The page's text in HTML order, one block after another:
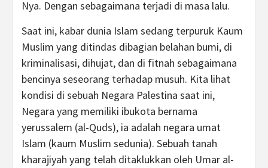
Nya. Dengan sebagaimana terjadi di masa lalu.
Saat ini, kabar dunia Islam sedang terpuruk Kaum
Muslim yang ditindas dibagian belahan bumi, di
kriminalisasi, dihujat, dan di fitnah sebagaimana
bencinya seseorang terhadap musuh. Kita lihat
kondisi di sebuah Negara Palestina saat ini,
Negara yang memiliki ibukota bernama
yerussalem (al-Quds), ia adalah negara umat
Islam (kaum Muslim sedunia). Sebuah tanah
kharajiyah yang telah ditaklukkan oleh Umar al-